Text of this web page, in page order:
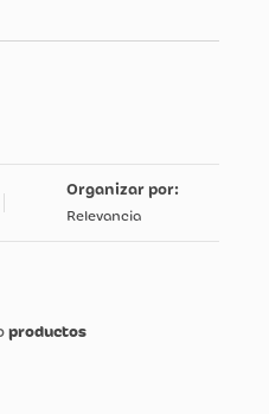
Relevancia
productos